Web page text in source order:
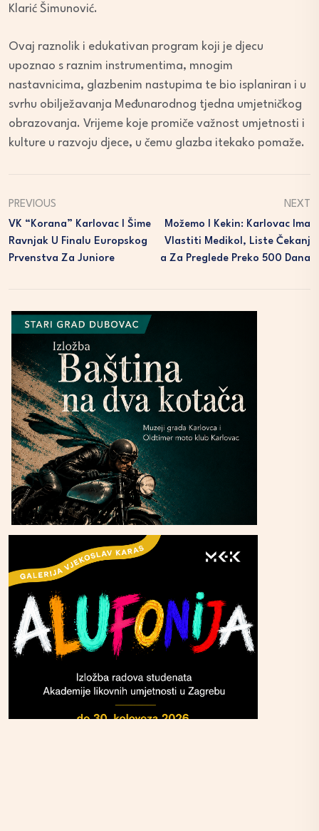
Klarić Šimunović.
Ovaj raznolik i edukativan program koji je djecu
upoznao s raznim instrumentima, mnogim
nastavnicima, glazbenim nastupima te bio isplaniran i u
svrhu obilježavanja Međunarodnog tjedna umjetničkog
obrazovanja. Vrijeme koje promiče važnost umjetnosti i
kulture u razvoju djece, u čemu glazba itekako pomaže.
PREVIOUS
VK “Korana” Karlovac I Šime
Ravnjak U Finalu Europskog
Prvenstva Za Juniore
NEXT
Možemo I Kekin: Karlovac Ima
Vlastiti Medikol, Liste Čekanj
A Za Preglede Preko 500 Dana